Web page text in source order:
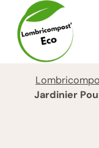
contenu
Jardinier